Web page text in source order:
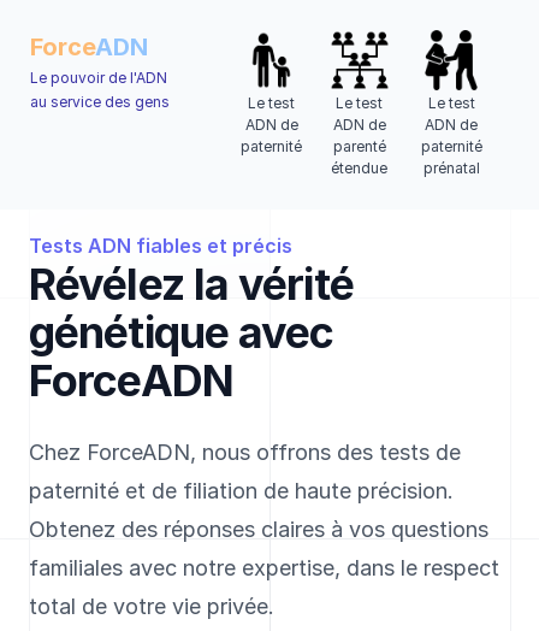
ForceADN
Le pouvoir de l'ADN
au service des gens
Le test
ADN de
paternité
Le test
ADN de
parenté
étendue
Le test
ADN de
paternité
prénatal
Tests ADN fiables et précis
Révélez la vérité
génétique avec
ForceADN
Chez ForceADN, nous offrons des tests de
paternité et de filiation de haute précision.
Obtenez des réponses claires à vos questions
familiales avec notre expertise, dans le respect
total de votre vie privée.